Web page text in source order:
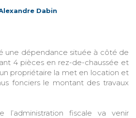
Dabin
une dépendance située à côté de
4 pièces en rez-de-chaussée et
propriétaire la met en location et
fonciers le montant des travaux
l’administration fiscale va venir